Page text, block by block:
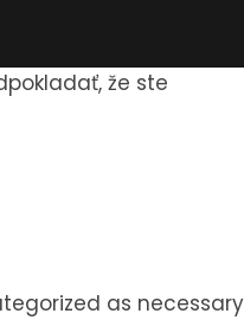
že ste
as necessary